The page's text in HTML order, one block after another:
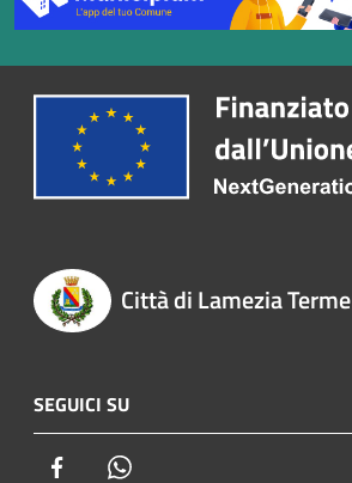
Città di Lamezia Terme
SEGUICI SU
Facebook